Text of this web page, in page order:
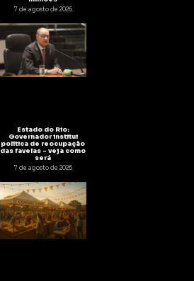
7 de agosto de 2026
Estado do Rio:
Governador institui
política de reocupação
das favelas – veja como
será
7 de agosto de 2026